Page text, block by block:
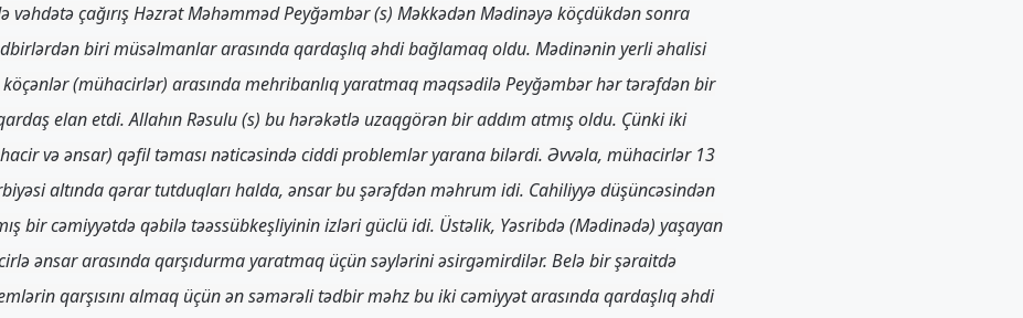
vəhdətə çağırış Həzrət Məhəmməd Peyğəmbər (s) Məkkədən Mədinəyə köçdükdən sonra
biri müsəlmanlar arasında qardaşlıq əhdi bağlamaq oldu. Mədinənin yerli əhalisi
(mühacirlər) arasında mehribanlıq yaratmaq məqsədilə Peyğəmbər hər tərəfdən bir
elan etdi. Allahın Rəsulu (s) bu hərəkətlə uzaqgörən bir addım atmış oldu. Çünki iki
və ənsar) qəfil təması nəticəsində ciddi problemlər yarana bilərdi. Əvvəla, mühacirlər 13
altında qərar tutduqları halda, ənsar bu şərəfdən məhrum idi. Cahiliyyə düşüncəsindən
bir cəmiyyətdə qəbilə təəssübkeşliyinin izləri güclü idi. Üstəlik, Yəsribdə (Mədinədə) yaşayan
ənsar arasında qarşıdurma yaratmaq üçün səylərini əsirgəmirdilər. Belə bir şəraitdə
qarşısını almaq üçün ən səmərəli tədbir məhz bu iki cəmiyyət arasında qardaşlıq əhdi